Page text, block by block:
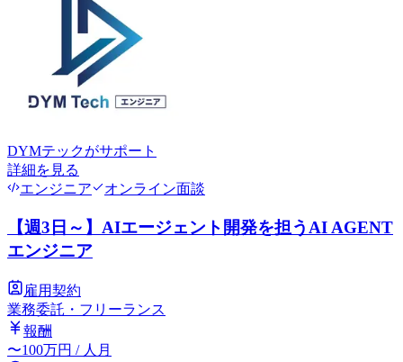
DYMテックがサポート
詳細を見る
エンジニア
オンライン面談
【週3日～】AIエージェント開発を担うAI AGENT
エンジニア
雇用契約
業務委託・フリーランス
報酬
〜100万円 / 人月